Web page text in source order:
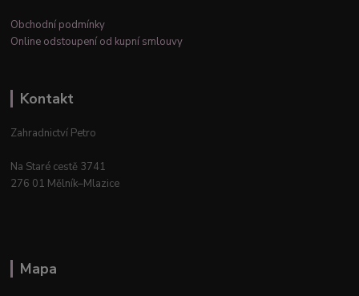
Obchodní podmínky
Online odstoupení od kupní smlouvy
Kontakt
Zahradnictví Petro
Na Staré cestě 3741
276 01 Mělník–Mlazice
Mapa